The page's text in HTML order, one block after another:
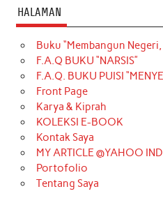
HALAMAN
Buku “Membangun
F.A.Q BUKU “NARSIS”
F.A.Q. BUKU PUISI
Front Page
Karya & Kiprah
KOLEKSI E-BOOK
Kontak Saya
MY ARTICLE @YAHOO
Portofolio
Tentang Saya